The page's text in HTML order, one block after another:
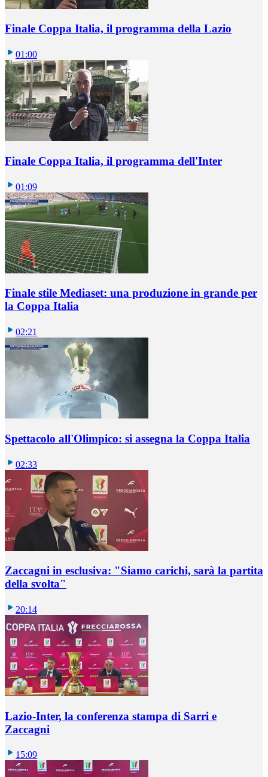
Finale Coppa Italia, il programma della Lazio
01:00
Finale Coppa Italia, il programma dell'Inter
01:09
Finale stile Mediaset: una produzione in grande per
la Coppa Italia
02:21
Spettacolo all'Olimpico: si assegna la Coppa Italia
02:33
Zaccagni in esclusiva: "Siamo carichi, sarà la partita
della svolta"
20:14
Lazio-Inter, la conferenza stampa di Sarri e
Zaccagni
15:09